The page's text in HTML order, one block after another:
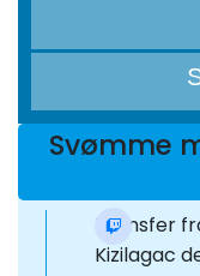
Svømme
Transfer
Kizilagac